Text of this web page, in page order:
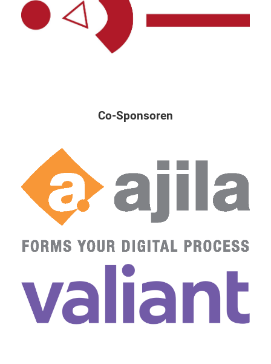
Co-Sponsoren